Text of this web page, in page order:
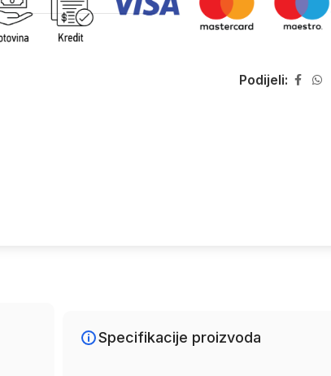
Podijeli:
Specifikacije proizvoda